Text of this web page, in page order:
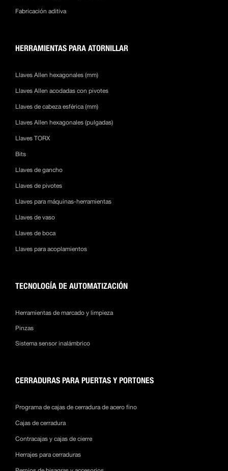
Fabricación aditiva
HERRAMIENTAS PARA ATORNILLAR
Llaves Allen hexagonales (mm)
Llaves Allen acodadas con pivotes
Llaves de cabeza esférica (mm)
Llaves Allen hexagonales (pulgadas)
Llaves TORX
Bits
Llaves de gancho
Llaves de pivotes
Llaves para máquinas-herramientas
Llaves de vaso
Llaves de boca
Llaves para acoplamientos
TECNOLOGÍA DE AUTOMATIZACIÓN
Herramientas de marcado y limpieza
Pinzas
Sistema sensor inalámbrico
CERRADURAS PARA PUERTAS Y PORTONES
Programa de cajas de cerradura de acero fino
Cajas de cerradura
Contracajas y cajas de cierre
Herrajes para cerraduras